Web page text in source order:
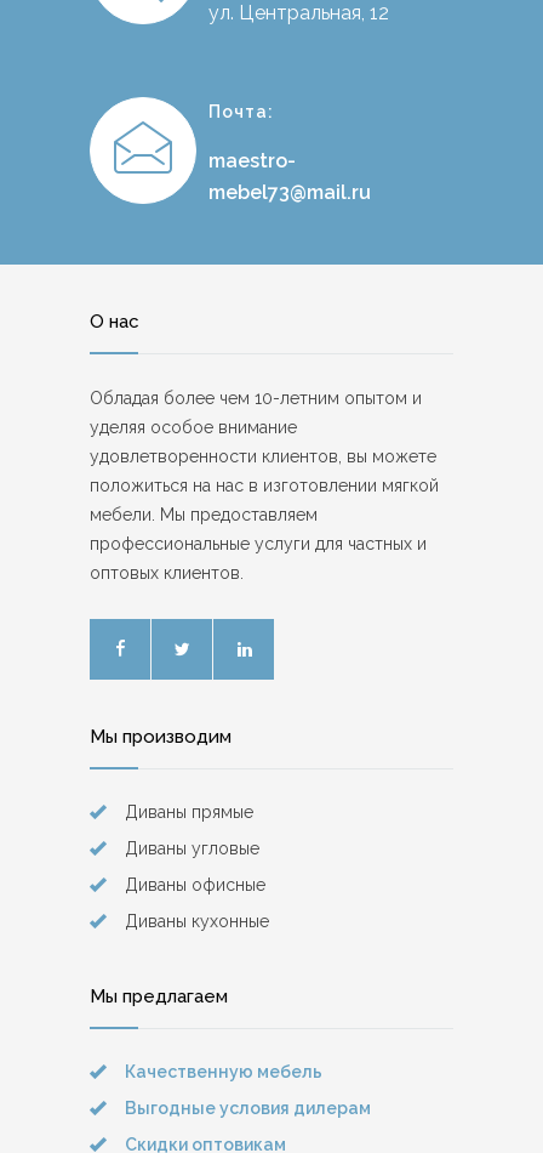
ул. Центральная, 12
Почта:
maestro-
mebel73@mail.ru
О нас
Обладая более чем 10-летним опытом и
уделяя особое внимание
удовлетворенности клиентов, вы можете
положиться на нас в изготовлении мягкой
мебели. Мы предоставляем
профессиональные услуги для частных и
оптовых клиентов.
Мы производим
Диваны прямые
Диваны угловые
Диваны офисные
Диваны кухонные
Мы предлагаем
Качественную мебель
Выгодные условия дилерам
Скидки оптовикам